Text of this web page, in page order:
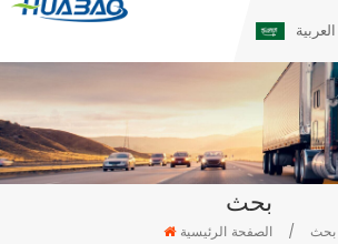
العربية
بحث
الصفحة الرئيسية / بحث